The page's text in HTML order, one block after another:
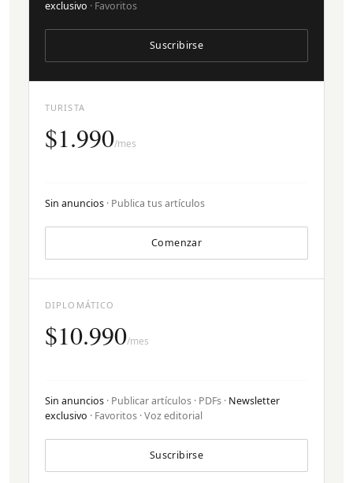
TURISTA
$1.990/mes
Sin anuncios · Publica tus artículos
Comenzar
exclusivo · Favoritos
Suscribirse
DIPLOMÁTICO
$10.990/mes
Sin anuncios · Publicar artículos · PDFs · Newsletter
exclusivo · Favoritos · Voz editorial
Suscribirse